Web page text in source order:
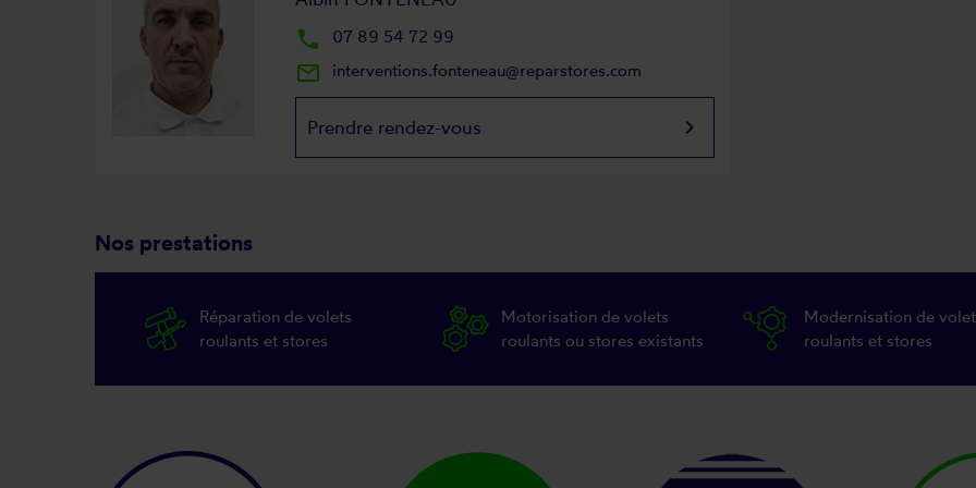
local_phone 07 89 54 72 99
mail_outline interventions.fonteneau@reparstores.com
Prendre rendez-vous keyboard_arrow_right
Nos prestations
Réparation de volets
roulants et stores
Motorisation de volets
roulants ou stores existants
Modernisation de
roulants et stores